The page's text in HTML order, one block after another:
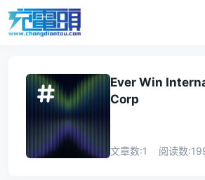
Ever Win
Corp
文章数:1 阅读数: